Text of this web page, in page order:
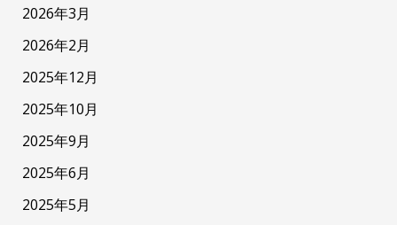
2026年3月
2026年2月
2025年12月
2025年10月
2025年9月
2025年6月
2025年5月